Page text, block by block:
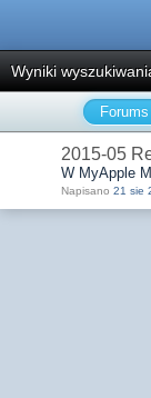
Wyniki
Forums
2015-05
W MyApple
Napisano 21 sie